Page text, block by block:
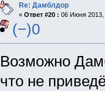
Re: Дамблдор
« Ответ #20 : 06 Июня 2013,
(−)0
Возможно
что не